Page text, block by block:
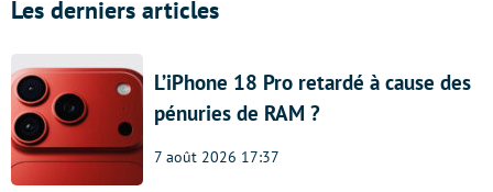
Les derniers articles
L’iPhone 18 Pro retardé à cause des
pénuries de RAM ?
7 août 2026 17:37